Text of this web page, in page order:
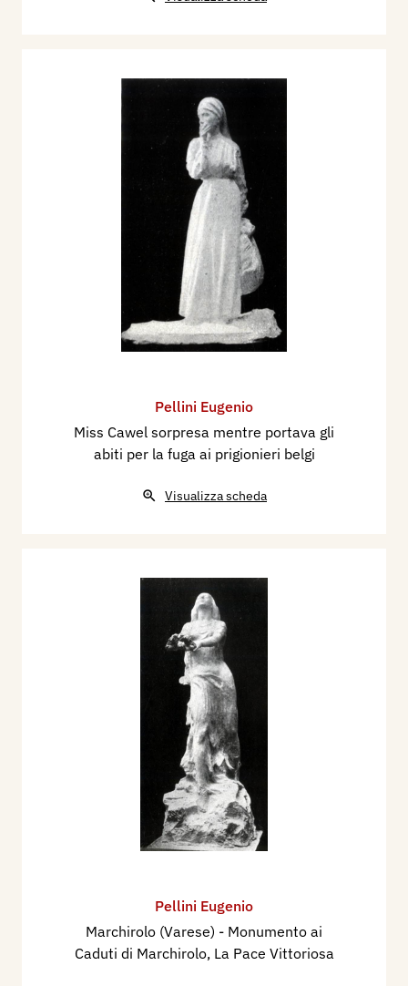
Pellini Eugenio
Miss Cawel sorpresa mentre portava gli
abiti per la fuga ai prigionieri belgi
Visualizza scheda
Pellini Eugenio
Marchirolo (Varese) - Monumento ai
Caduti di Marchirolo, La Pace Vittoriosa